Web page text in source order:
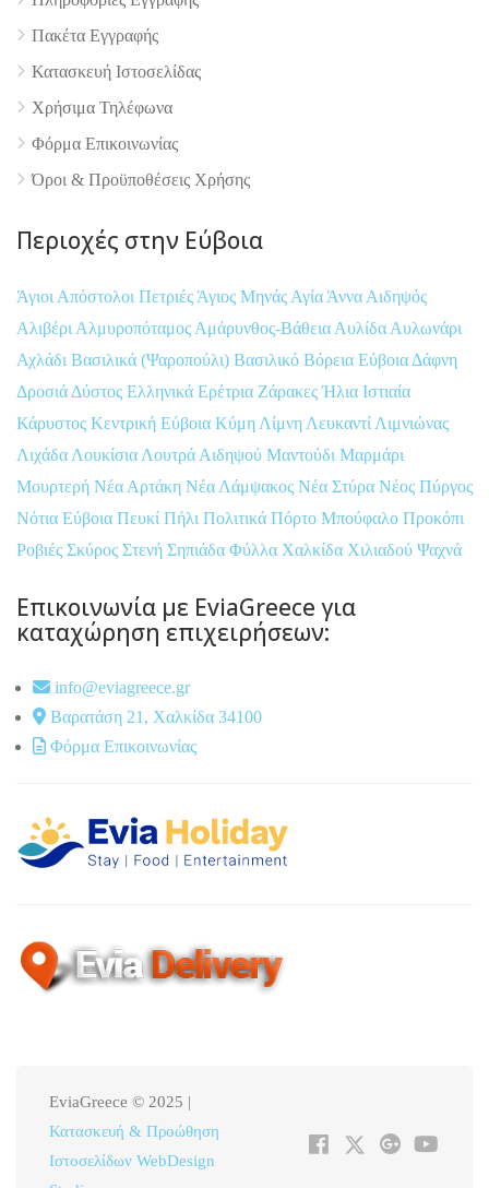
Πακέτα Εγγραφής
Κατασκευή Ιστοσελίδας
Χρήσιμα Τηλέφωνα
Φόρμα Επικοινωνίας
Όροι & Προϋποθέσεις Xρήσης
Περιοχές στην Εύβοια
Άγιοι Απόστολοι Πετριές Άγιος Μηνάς Αγία Άννα Αιδηψός
Αλιβέρι Αλμυροπόταμος Αμάρυνθος-Βάθεια Αυλίδα Αυλωνάρι
Αχλάδι Βασιλικά (Ψαροπούλι) Βασιλικό Βόρεια Εύβοια Δάφνη
Δροσιά Δύστος Ελληνικά Ερέτρια ΖάρακεςΉλια Ιστιαία
Κάρυστος Κεντρική Εύβοια Κύμη Λίμνη Λευκαντί Λιμνιώνας
Λιχάδα Λουκίσια Λουτρά Αιδηψού Μαντούδι Μαρμάρι
Μουρτερή Νέα Αρτάκη Νέα Λάμψακος Νέα Στύρα Νέος Πύργος
Νότια Εύβοια Πευκί Πήλι Πολιτικά Πόρτο Μπούφαλο Προκόπι
Ροβιές Σκύρος Στενή Σηπιάδα Φύλλα Χαλκίδα Χιλιαδού Ψαχνά
Επικοινωνία με EviaGreece για
καταχώρηση επιχειρήσεων:
info@eviagreece.gr
Βαρατάση 21, Χαλκίδα 34100
Φόρμα Επικοινωνίας
EviaGreece © 2025 |
Κατασκευή & Προώθηση
Ιστοσελίδων WebDesign